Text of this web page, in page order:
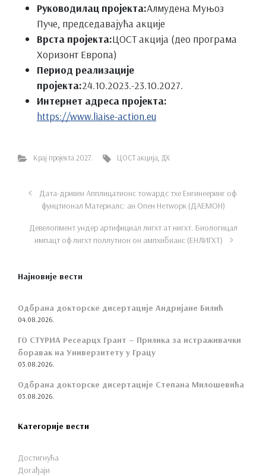
Руководилац пројекта:Алмудена Муњоз
Пуче, председавајућа акције
Врста пројекта:ЦОСТ акција (део програма
Хоризонт Европа)
Период реализације
пројекта:24.10.2023.-23.10.2027.
Интернет адреса пројекта:
https://www.liaise-action.eu
Крај пројекта 2027. ЦОСТ акција ДХ
Дата-дривен Апплицатионс тоwардс тхе Енгинееринг оф
фунцтионал Материалс: ан Опен Нетwорк (ДАЕМОН)
Девелопмент ундер артифициал лигхт ат нигхт. Биологицал
импацт оф лигхт поллутион он ампхибианс (ЕНЛИГХТ)
Најновије вести
Одбрана докторске дисертације Андријане Билић
04.08.2026.
ГО СТYРИА Ресеарцх Грант – Прилика за истраживачки
боравак на Универзитету у Грацу
03.08.2026.
Одбрана докторске дисертације Степана Милошевића
03.08.2026.
Категорије вести
Достигнућа
Догађаји